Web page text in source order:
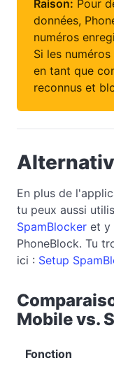
Raison: Pour
données,
numéros
Si les
en tant que
reconnus et
En plus de
tu peux aussi
SpamBlocker et y
PhoneBlock. Tu
ici : Setup
Mobile vs.
Fonction